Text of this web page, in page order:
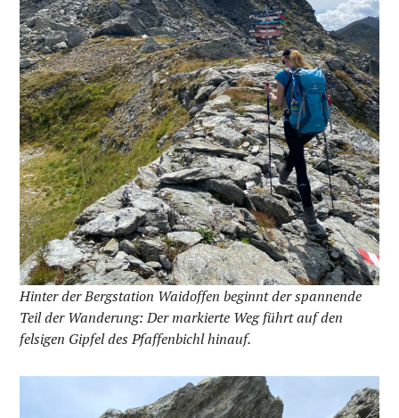
Hinter der Bergstation Waidoffen beginnt der spannende
Teil der Wanderung: Der markierte Weg führt auf den
felsigen Gipfel des Pfaffenbichl hinauf.